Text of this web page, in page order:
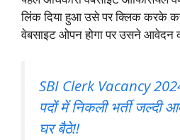
लिंक दिया हुआ उसे पर क्लिक करके
वेबसाइट ओपन होगा पर उसने आवेदन
SBI Clerk Vacancy
पदों में निकली भर्ती जल्दी
घर बैठे!!